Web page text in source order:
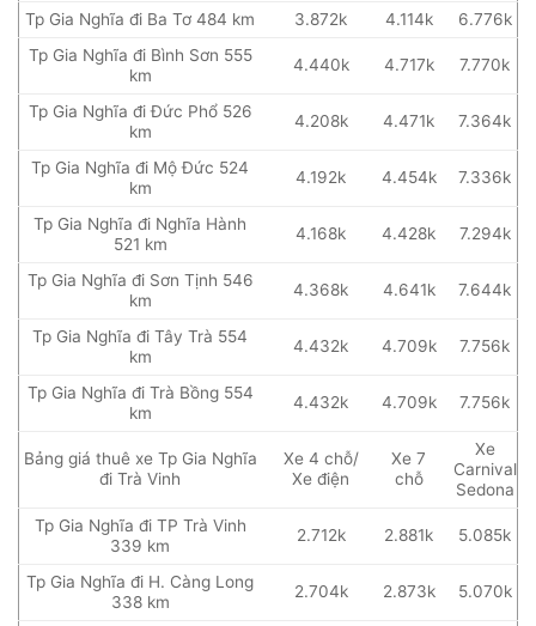
Tp Gia Nghĩa đi Ba Tơ 484 km 3.872k 4.114k
6.776k
Tp Gia Nghĩa đi Bình Sơn 555
km
4.440k 4.717k 7.770k
Tp Gia Nghĩa đi Đức Phổ 526
km
4.208k 4.471k 7.364k
Tp Gia Nghĩa đi Mộ Đức 524
km
4.192k 4.454k 7.336k
Tp Gia Nghĩa đi Nghĩa Hành
521 km
4.168k 4.428k 7.294k
Tp Gia Nghĩa đi Sơn Tịnh 546
km
4.368k 4.641k 7.644k
Tp Gia Nghĩa đi Tây Trà 554
km
4.432k 4.709k 7.756k
Tp Gia Nghĩa đi Trà Bồng 554
km
4.432k 4.709k 7.756k
Bảng giá thuê xe Tp Gia Nghĩa
đi Trà Vinh
Xe 4 chỗ/
Xe điện
Xe 7
chỗ
Xe
Carnival
Sedona
Tp Gia Nghĩa đi TP Trà Vinh
339 km
2.712k 2.881k 5.085k
Tp Gia Nghĩa đi H. Càng Long
338 km
2.704k 2.873k 5.070k